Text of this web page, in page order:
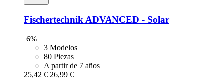
Fischertechnik ADVANCED -​ Solar
-6%
3 Modelos
80 Piezas
A partir de 7 años
25,42 € 26,99 €